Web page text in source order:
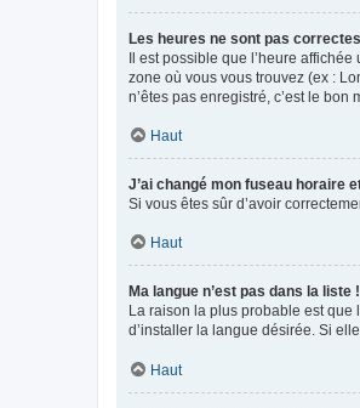
Les heures ne sont pas
Il est possible que l’heure
zone où vous vous trouvez (ex :
n’êtes pas enregistré, c’est le bon
Haut
J’ai changé mon fuseau horaire
Si vous êtes sûr d’avoir
Haut
Ma langue n’est pas dans la liste !
La raison la plus probable est que
d’installer la langue désirée. Si
Haut